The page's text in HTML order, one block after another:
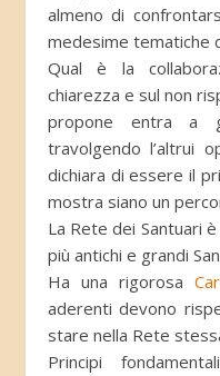
almeno di
medesime tematiche
Qual è la
chiarezza e sul non
propone entra a
travolgendo l’altrui
dichiara di essere il
mostra siano un
La Rete dei Santuari
più antichi e grandi
Ha una rigorosa
aderenti devono
stare nella Rete
Principi